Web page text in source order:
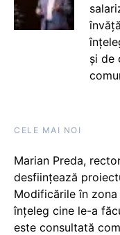
și de
CELE MAI NOI
Marian Preda,
desființează
Modificările în zona
înțeleg cine le-a
este consultată